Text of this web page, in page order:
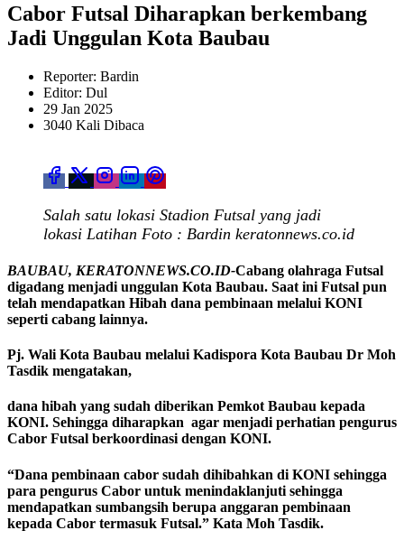
Cabor Futsal Diharapkan berkembang
Jadi Unggulan Kota Baubau
Reporter: Bardin
Editor: Dul
29 Jan 2025
3040 Kali Dibaca
Salah satu lokasi Stadion Futsal yang jadi
lokasi Latihan Foto : Bardin keratonnews.co.id
BAUBAU, KERATONNEWS.CO.ID-Cabang olahraga Futsal
digadang menjadi unggulan Kota Baubau. Saat ini Futsal pun
telah mendapatkan Hibah dana pembinaan melalui KONI
seperti cabang lainnya.
Pj. Wali Kota Baubau melalui Kadispora Kota Baubau Dr Moh
Tasdik mengatakan,
dana hibah yang sudah diberikan Pemkot Baubau kepada
KONI. Sehingga diharapkan agar menjadi perhatian pengurus
Cabor Futsal berkoordinasi dengan KONI.
“Dana pembinaan cabor sudah dihibahkan di KONI sehingga
para pengurus Cabor untuk menindaklanjuti sehingga
mendapatkan sumbangsih berupa anggaran pembinaan
kepada Cabor termasuk Futsal.” Kata Moh Tasdik.